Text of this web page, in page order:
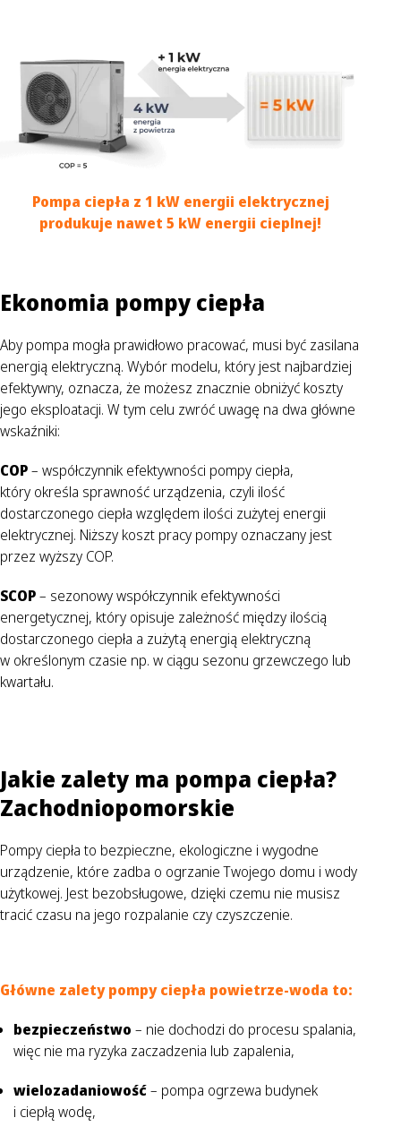
Pompa ciepła z 1 kW energii elektrycznej
produkuje nawet 5 kW energii cieplnej!
Ekonomia pompy ciepła
Aby pompa mogła prawidłowo pracować, musi być zasilana
energią elektryczną. Wybór modelu, który jest najbardziej
efektywny, oznacza, że możesz znacznie obniżyć koszty
jego eksploatacji. W tym celu zwróć uwagę na dwa główne
wskaźniki:
COP– współczynnik efektywności pompy ciepła,
który określa sprawność urządzenia, czyli ilość
dostarczonego ciepła względem ilości zużytej energii
elektrycznej. Niższy koszt pracy pompy oznaczany jest
przez wyższy COP.
SCOP– sezonowy współczynnik efektywności
energetycznej, który opisuje zależność między ilością
dostarczonego ciepła a zużytą energią elektryczną
w określonym czasie np. w ciągu sezonu grzewczego lub
kwartału.
Jakie zalety ma pompa ciepła?
Zachodniopomorskie
Pompy ciepła to bezpieczne, ekologiczne i wygodne
urządzenie, które zadba o ogrzanie Twojego domu i wody
użytkowej. Jest bezobsługowe, dzięki czemu nie musisz
tracić czasu na jego rozpalanie czy czyszczenie.
Główne zalety pompy ciepła powietrze-woda to:
bezpieczeństwo – nie dochodzi do procesu spalania,
więc nie ma ryzyka zaczadzenia lub zapalenia,
wielozadaniowość– pompa ogrzewa budynek
i ciepłą wodę,